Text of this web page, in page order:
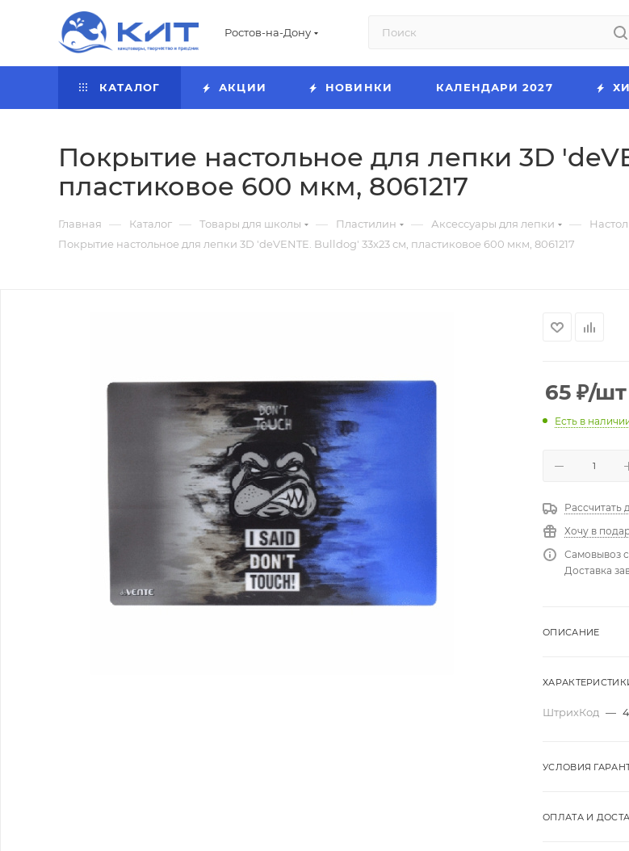
Ростов-на-Дону
КАТАЛОГ АКЦИИ НОВИНКИ КАЛЕНДАРИ 2027
Покрытие настольное для лепки 3D
пластиковое 600 мкм, 8061217
Главная — Каталог — Товары для школы — Пластилин — Аксессуары для лепки —
Покрытие настольное для лепки 3D 'deVENTE. Bulldog' 33x23 см, пластиковое 600 мкм, 8061217
65 ₽/шт
Есть в
Рассчитать
Хочу в
Самовывоз
Доставка
ОПИСАНИЕ
ШтрихКод —
УСЛОВИЯ
ОПЛАТА И